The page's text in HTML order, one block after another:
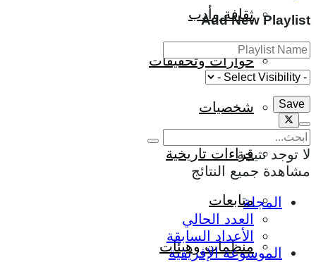
ثقافة وأدب
حوارات وتحقيقات
شخصيات
قراءات تاريخية
متابعات
منظمات وهيئات
Add New Playlist
لا توجد نتيجة
مشاهدة جميع النتائج
المجلة
العدد الحالي
الأعداد السابقة
الموسوعة الإفريقية